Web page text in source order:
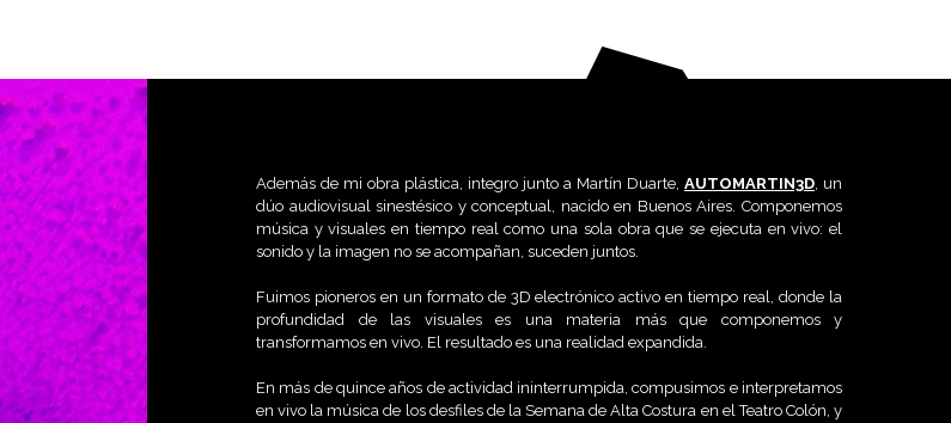
Además de mi obra plástica, integro junto a Martín Duarte, AUTOMARTIN3D, un
dúo audiovisual sinestésico y conceptual, nacido en Buenos Aires. Componemos
música y visuales en tiempo real como una sola obra que se ejecuta en vivo: el
sonido y la imagen no se acompañan, suceden juntos.
Fuimos pioneros en un formato de 3D electrónico activo en tiempo real, donde la
profundidad de las visuales es una materia más que componemos y
transformamos en vivo. El resultado es una realidad expandida.
En más de quince años de actividad ininterrumpida, compusimos e interpretamos
en vivo la música de los desfiles de la Semana de Alta Costura en el Teatro Colón, y